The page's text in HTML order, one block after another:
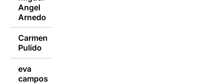
Angel
Arnedo
Carmen
Pulido
11/01/2016
eva
campos